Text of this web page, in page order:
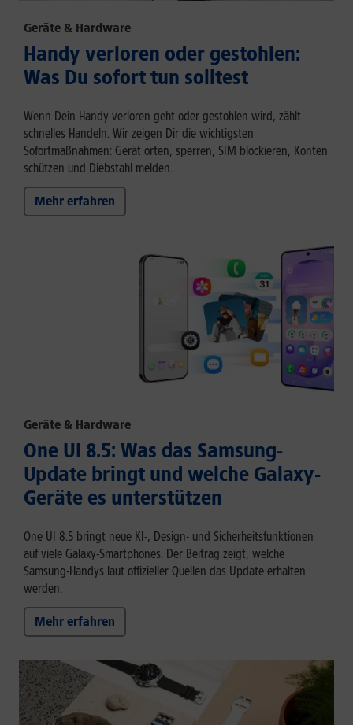
Geräte & Hardware
Handy verloren oder gestohlen:
Was Du sofort tun solltest
Wenn Dein Handy verloren geht oder gestohlen wird, zählt
schnelles Handeln. Wir zeigen Dir die wichtigsten
Sofortmaßnahmen: Gerät orten, sperren, SIM blockieren, Konten
schützen und Diebstahl melden.
Mehr erfahren
Geräte & Hardware
One UI 8.5: Was das Samsung-
Update bringt und welche Galaxy-
Geräte es unterstützen
One UI 8.5 bringt neue KI-, Design- und Sicherheitsfunktionen
auf viele Galaxy-Smartphones. Der Beitrag zeigt, welche
Samsung-Handys laut offizieller Quellen das Update erhalten
werden.
Mehr erfahren